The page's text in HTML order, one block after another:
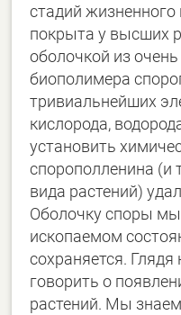
стадий жизненного
покрыта у высших
оболочкой из
биополимера
тривиальнейших
кислорода,
установить
спорополленина (и
вида растений)
Оболочку споры
ископаемом
сохраняется.
говорить о
растений. Мы